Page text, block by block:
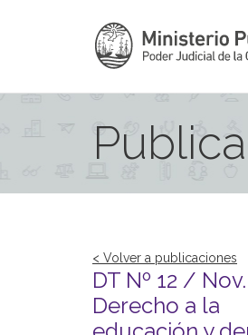
< Volver a publicaciones
DT Nº 12 /
Derecho a la